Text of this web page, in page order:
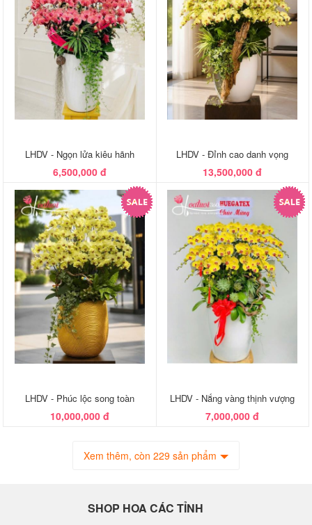
LHDV - Ngọn lửa kiêu hãnh
6,500,000 đ
LHDV - Đỉnh cao danh vọng
13,500,000 đ
LHDV - Phúc lộc song toàn
10,000,000 đ
LHDV - Nắng vàng thịnh vượng
7,000,000 đ
Xem thêm, còn 229 sản phẩm
SHOP HOA CÁC TỈNH